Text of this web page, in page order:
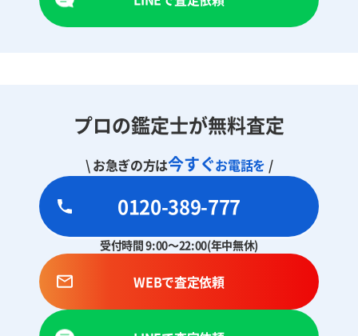
プロの鑑定士が無料査定
\ お急ぎの方は今すぐお電話を /
0120-389-777
受付時間 9:00～22:00(年中無休)
WEBで査定依頼